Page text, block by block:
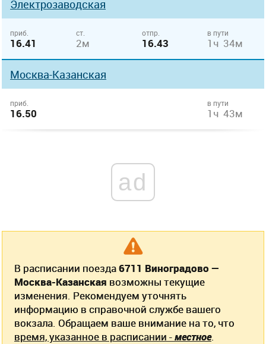
Электрозаводская
приб.
16.41
ст.
2м
отпр.
16.43
в пути
1ч 34м
Москва-Казанская
приб.
16.50
в пути
1ч 43м
ad
В расписании поезда6711 Виноградово —
Москва-Казанская возможны текущие
изменения. Рекомендуем уточнять
информацию в справочной службе вашего
вокзала. Обращаем ваше внимание на то, что
время, указанное в расписании -местное.